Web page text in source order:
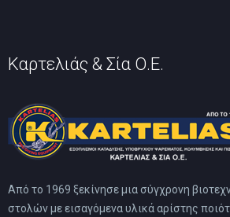
Καρτελιάς & Σία Ο.Ε.
Από το 1969 ξεκίνησε μια σύγχρονη
στολών με εισαγόμενα υλικά αρίστης